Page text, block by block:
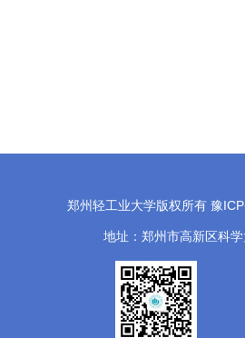
郑州轻工业大学版权所有 豫
地址：郑州市高新区科